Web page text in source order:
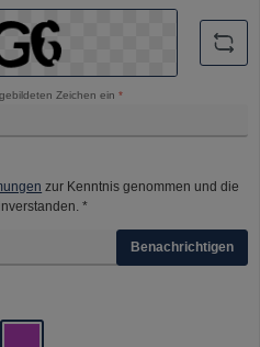
Zeichen ein *
zur Kenntnis genommen und die
*
Benachrichtigen